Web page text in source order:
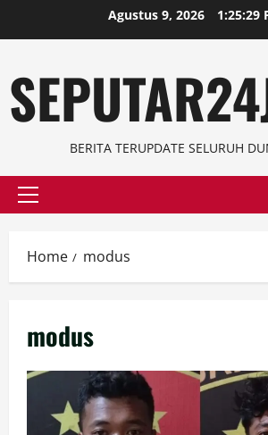
to
Agustus 9, 2026 1:25:29
BERITA TERUPDATE SELURUH
Primary
Home modus
modus